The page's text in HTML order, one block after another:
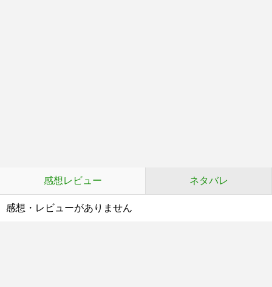
感想レビュー ネタバレ
感想・レビューがありません